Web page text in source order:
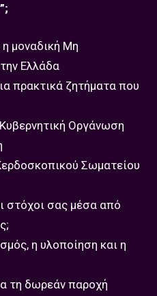
μοναδική Μη
Ελλάδα
πρακτικά ζητήματα που
Οργάνωση
Σωματείου
στόχοι σας μέσα από
η υλοποίηση και η
τη δωρεάν παροχή